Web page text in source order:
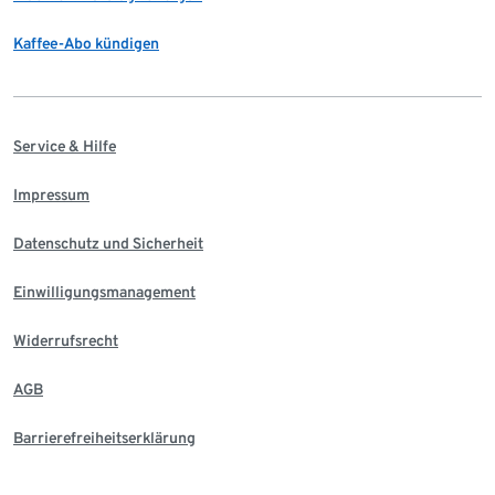
Kaffee-Abo kündigen
Service & Hilfe
Impressum
Datenschutz und Sicherheit
Einwilligungsmanagement
Widerrufsrecht
AGB
Barrierefreiheitserklärung